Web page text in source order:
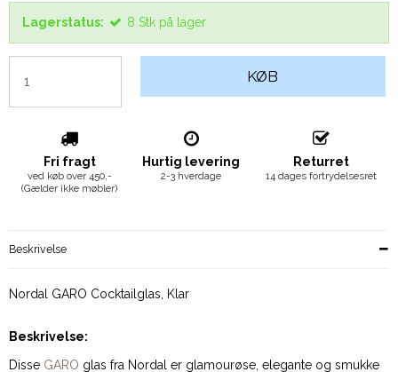
Lagerstatus: 8 Stk på lager
KØB
Fri fragt
ved køb over 450,-
(Gælder ikke møbler)
Hurtig levering
2-3 hverdage
Returret
14 dages fortrydelsesret
Beskrivelse
Nordal GARO Cocktailglas, Klar
Beskrivelse:
Disse GARO glas fra Nordal er glamourøse, elegante og smukke